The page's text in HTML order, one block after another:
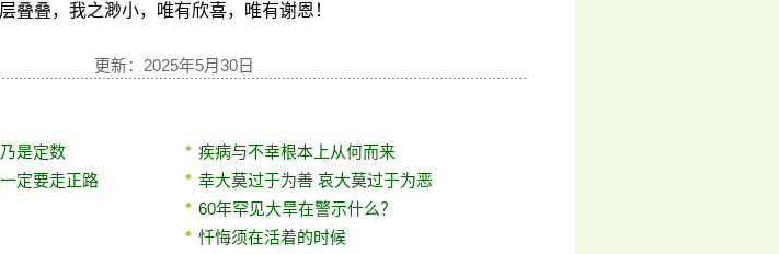
叠叠，我之渺小，唯有欣喜，唯有谢恩！
更新：2025年5月30日
是定数
定要走正路
疾病与不幸根本上从何而来
幸大莫过于为善 哀大莫过于为恶
60年罕见大旱在警示什么？
忏悔须在活着的时候